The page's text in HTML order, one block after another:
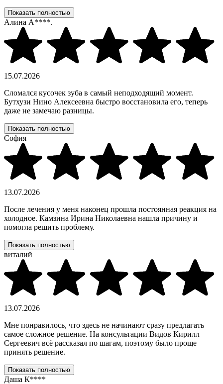
Показать полностью
Алина А****.
15.07.2026
Сломался кусочек зуба в самый неподходящий момент.
Бутхузи Нино Алексеевна быстро восстановила его, теперь
даже не замечаю разницы.
Показать полностью
София
13.07.2026
После лечения у меня наконец прошла постоянная реакция на
холодное. Камзина Ирина Николаевна нашла причину и
помогла решить проблему.
Показать полностью
виталий
13.07.2026
Мне понравилось, что здесь не начинают сразу предлагать
самое сложное решение. На консультации Видов Кирилл
Сергеевич всё рассказал по шагам, поэтому было проще
принять решение.
Показать полностью
Даша К****